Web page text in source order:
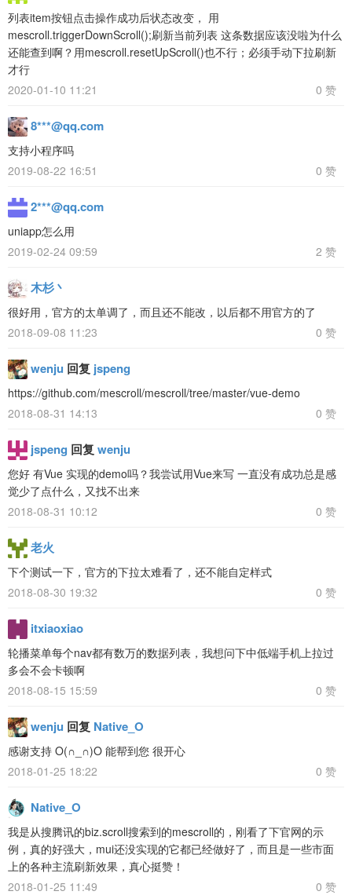
列表item按钮点击操作成功后状态改变， 用
mescroll.triggerDownScroll();刷新当前列表 这条数据应该没啦为什么
还能查到啊？用mescroll.resetUpScroll()也不行；必须手动下拉刷新
才行
2020-01-10 11:21
0 赞
8***@qq.com
支持小程序吗
2019-08-22 16:51
0 赞
2***@qq.com
uniapp怎么用
2019-02-24 09:59
2 赞
木杉丶
很好用，官方的太单调了，而且还不能改，以后都不用官方的了
2018-09-08 11:23
0 赞
wenju 回复 jspeng
https://github.com/mescroll/mescroll/tree/master/vue-demo
2018-08-31 14:13
0 赞
jspeng 回复 wenju
您好 有Vue 实现的demo吗？我尝试用Vue来写 一直没有成功总是感
觉少了点什么，又找不出来
2018-08-31 10:12
0 赞
老火
下个测试一下，官方的下拉太难看了，还不能自定样式
2018-08-30 19:32
0 赞
itxiaoxiao
轮播菜单每个nav都有数万的数据列表，我想问下中低端手机上拉过
多会不会卡顿啊
2018-08-15 15:59
0 赞
wenju 回复 Native_O
感谢支持 O(∩_∩)O 能帮到您 很开心
2018-01-25 18:22
0 赞
Native_O
我是从搜腾讯的biz.scroll搜索到的mescroll的，刚看了下官网的示
例，真的好强大，mui还没实现的它都已经做好了，而且是一些市面
上的各种主流刷新效果，真心挺赞！
2018-01-25 11:49
0 赞